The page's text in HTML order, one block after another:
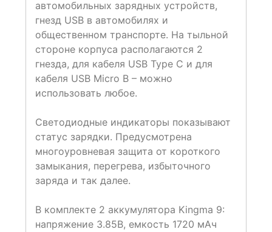
автомобильных зарядных устройств,
гнезд USB в автомобилях и
общественном транспорте. На тыльной
стороне корпуса располагаются 2
гнезда, для кабеля USB Type C и для
кабеля USB Micro B – можно
использовать любое.
Светодиодные индикаторы показывают
статус зарядки. Предусмотрена
многоуровневая защита от короткого
замыкания, перегрева, избыточного
заряда и так далее.
В комплекте 2 аккумулятора Kingma 9:
напряжение 3.85В, емкость 1720 мАч